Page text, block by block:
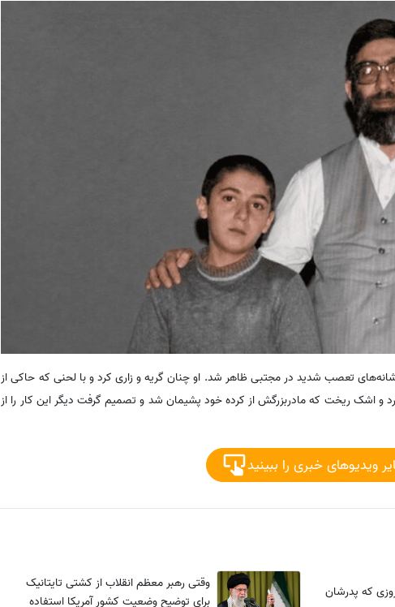
نشانه‌های تعصب شدید در مجتبی ظاهر شد. او چنان گریه و زاری کرد و با لحنی که حاکی از
اشک ریخت که مادربزرگش از کرده خود پشیمان شد و تصمیم گرفت دیگر این کار را از
ویدیوهای خبری را ببینید
که پدرشان
وقتی رهبر معظم انقلاب از کشتی تایتانیک
برای توضیح وضعیت کشور آمریکا استفاده